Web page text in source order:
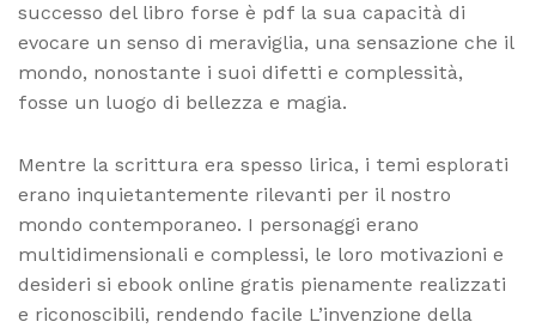
successo del libro forse è pdf la sua capacità di
evocare un senso di meraviglia, una sensazione che il
mondo, nonostante i suoi difetti e complessità,
fosse un luogo di bellezza e magia.
Mentre la scrittura era spesso lirica, i temi esplorati
erano inquietantemente rilevanti per il nostro
mondo contemporaneo. I personaggi erano
multidimensionali e complessi, le loro motivazioni e
desideri si ebook online gratis pienamente realizzati
e riconoscibili, rendendo facile L’invenzione della